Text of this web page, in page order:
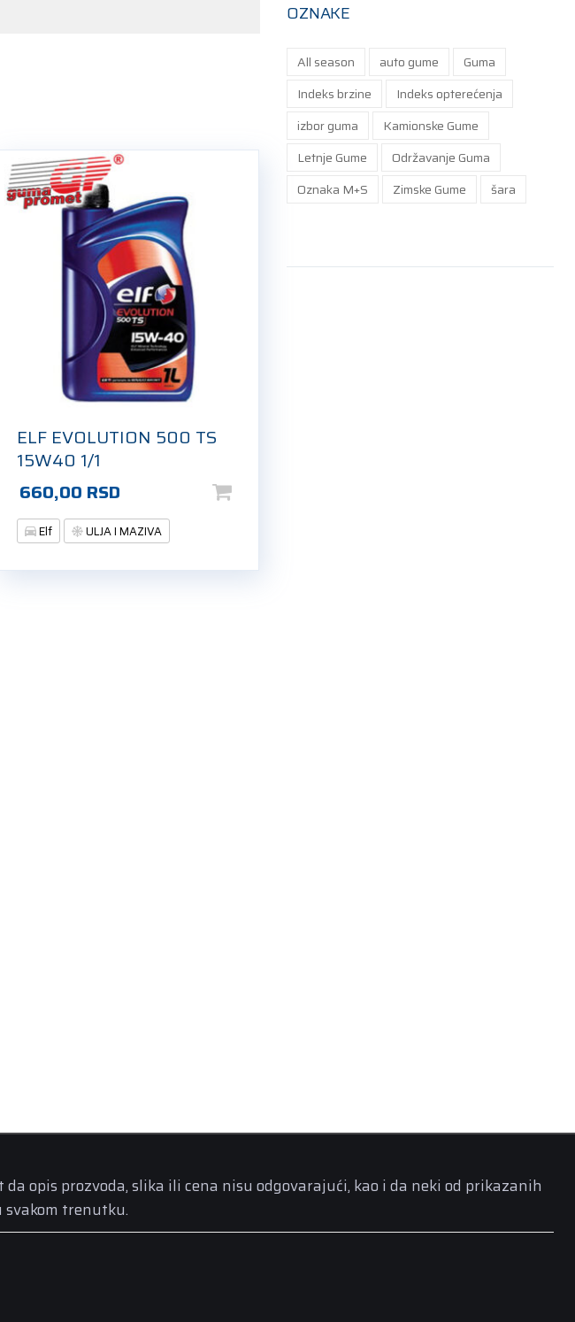
ELF EVOLUTION 500 TS
15W40 1/1
660,00 RSD
Elf ULJA I MAZIVA
OZNAKE
All season auto gume
Guma
Indeks brzine
Indeks opterećenja
izbor guma
Kamionske Gume
Letnje Gume
Održavanje Guma
Oznaka M+S
Zimske Gume šara
opis prozvoda, slika ili cena nisu odgovarajući, kao i da neki od prikazanih
trenutku.